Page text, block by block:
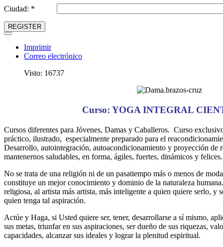
Ciudad: *
REGISTER
Imprimir
Correo electrónico
Visto: 16737
Curso: YOGA INTEGRAL
Cursos diferentes para Jóvenes, Damas y Caballeros. Curso
práctico, ilustrado, especialmente preparado para el
Desarrollo, autointegración, autoacondicionamiento y proyección de
mantenernos saludables, en forma, ágiles, fuertes, dinámicos y felices.
No se trata de una religión ni de un pasatiempo más o menos de
constituye un mejor conocimiento y dominio de la naturaleza
religiosa, al artista más artista, más inteligente a quien quiere serlo, y
quien tenga tal aspiración.
Actúe y Haga, si Usted quiere ser, tener, desarrollarse a sí mismo,
sus metas, triunfar en sus aspiraciones, ser dueño de sus riquezas,
capacidades, alcanzar sus ideales y lograr la plenitud espiritual.